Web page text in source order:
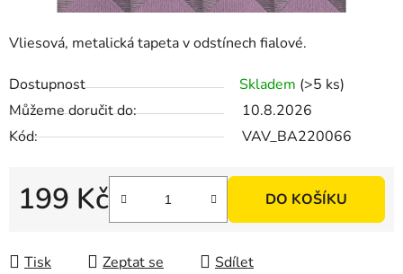
Vliesová, metalická tapeta v odstínech fialové.
Dostupnost Skladem (>5 ks)
Můžeme doručit do:
10.8.2026
Kód:
VAV_BA220066
199 Kč DO KOŠÍKU
Tisk Zeptat se Sdílet